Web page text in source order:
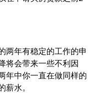
两年有稳定的工作的申
将会带来一些不利因
年中你一直在做同样的
薪水。